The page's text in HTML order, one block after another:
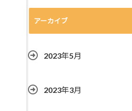
アーカイブ
2023年5月
2023年3月